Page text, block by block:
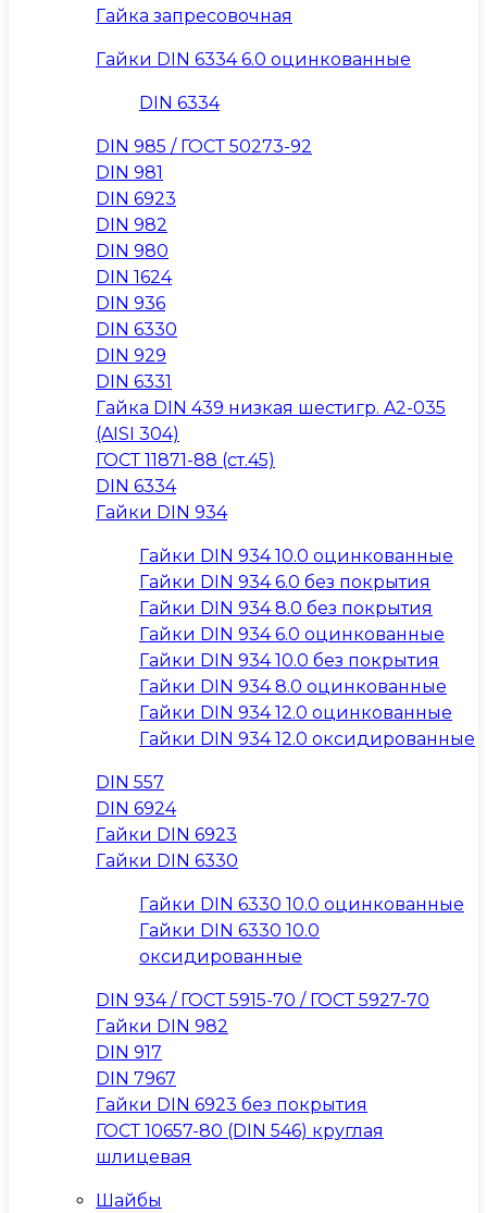
Гайка запресовочная
Гайки DIN 6334 6.0 оцинкованные
DIN 6334
DIN 985 / ГОСТ 50273-92
DIN 981
DIN 6923
DIN 982
DIN 980
DIN 1624
DIN 936
DIN 6330
DIN 929
DIN 6331
Гайка DIN 439 низкая шестигр. A2-035
(AISI 304)
ГОСТ 11871-88 (ст.45)
DIN 6334
Гайки DIN 934
Гайки DIN 934 10.0 оцинкованные
Гайки DIN 934 6.0 без покрытия
Гайки DIN 934 8.0 без покрытия
Гайки DIN 934 6.0 оцинкованные
Гайки DIN 934 10.0 без покрытия
Гайки DIN 934 8.0 оцинкованные
Гайки DIN 934 12.0 оцинкованные
Гайки DIN 934 12.0 оксидированные
DIN 557
DIN 6924
Гайки DIN 6923
Гайки DIN 6330
Гайки DIN 6330 10.0 оцинкованные
Гайки DIN 6330 10.0
оксидированные
DIN 934 / ГОСТ 5915-70 / ГОСТ 5927-70
Гайки DIN 982
DIN 917
DIN 7967
Гайки DIN 6923 без покрытия
ГОСТ 10657-80 (DIN 546) круглая
шлицевая
Шайбы